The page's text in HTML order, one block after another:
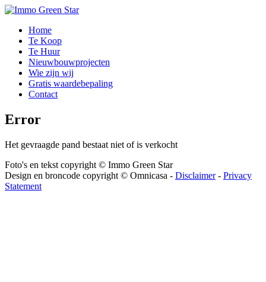
Home
Te Koop
Te Huur
Nieuwbouwprojecten
Wie zijn wij
Gratis waardebepaling
Contact
Error
Het gevraagde pand bestaat niet of is verkocht
Foto's en tekst copyright © Immo Green Star
Design en broncode copyright © Omnicasa - Disclaimer- Privacy
Statement